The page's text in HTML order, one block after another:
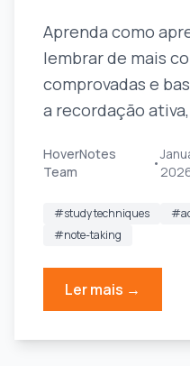
Aprenda como
lembrar de mais
comprovadas e
a recordação
HoverNotes
Team
•
#study techniques #
#note-taking
Ler mais →